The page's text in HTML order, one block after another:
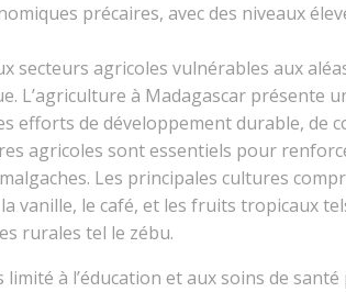
précaires, avec des niveaux
agricoles vulnérables aux
L’agriculture à Madagascar présente
efforts de développement durable, de
agricoles sont essentiels pour
Les principales cultures
vanille, le café, et les fruits tropicaux
rurales tel le zébu.
à l’éducation et aux soins de